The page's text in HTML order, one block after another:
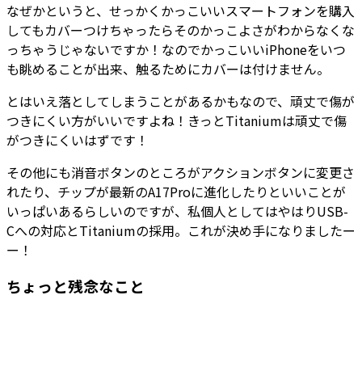
なぜかというと、せっかくかっこいいスマートフォンを購入
してもカバーつけちゃったらそのかっこよさがわからなくな
っちゃうじゃないですか！なのでかっこいいiPhoneをいつ
も眺めることが出来、触るためにカバーは付けません。
とはいえ落としてしまうことがあるかもなので、頑丈で傷が
つきにくい方がいいですよね！きっとTitaniumは頑丈で傷
がつきにくいはずです！
その他にも消音ボタンのところがアクションボタンに変更さ
れたり、チップが最新のA17Proに進化したりといいことが
いっぱいあるらしいのですが、私個人としてはやはりUSB-
Cへの対応とTitaniumの採用。これが決め手になりましたー
ー！
ちょっと残念なこと